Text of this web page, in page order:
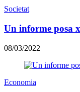
Societat
Un informe posa
08/03/2022
Economia